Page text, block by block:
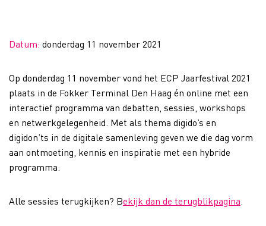
Datum: donderdag 11 november 2021
Op donderdag 11 november vond het ECP Jaarfestival 2021
plaats in de Fokker Terminal Den Haag én online met een
interactief programma van debatten, sessies, workshops
en netwerkgelegenheid. Met als thema digido’s en
digidon’ts in de digitale samenleving geven we die dag vorm
aan ontmoeting, kennis en inspiratie met een hybride
programma.
Alle sessies terugkijken? Bekijk dan de terugblikpagina